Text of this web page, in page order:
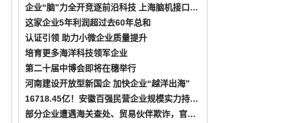
企业“脑”力全开竞逐前沿科技 上海脑机接口产业全链条创新启航
这家企业5年利润超过去60年总和
认证引领 助力小微企业质量提升
培育更多海洋科技领军企业
第二十届中博会即将在穗举行
河南建设开放型新国企 加快企业“越洋出海”
16718.45亿！安徽百强民营企业规模实力持续增强
部分企业遭遇海关查处、贸易伙伴欺诈，官方发布提示：防范泰国国际贸易风险